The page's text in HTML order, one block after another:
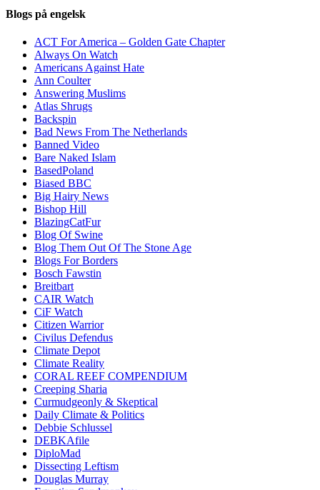
Blogs på engelsk
ACT For America – Golden Gate Chapter
Always On Watch
Americans Against Hate
Ann Coulter
Answering Muslims
Atlas Shrugs
Backspin
Bad News From The Netherlands
Banned Video
Bare Naked Islam
BasedPoland
Biased BBC
Big Hairy News
Bishop Hill
BlazingCatFur
Blog Of Swine
Blog Them Out Of The Stone Age
Blogs For Borders
Bosch Fawstin
Breitbart
CAIR Watch
CiF Watch
Citizen Warrior
Civilus Defendus
Climate Depot
Climate Reality
CORAL REEF COMPENDIUM
Creeping Sharia
Curmudgeonly & Skeptical
Daily Climate & Politics
Debbie Schlussel
DEBKAfile
DiploMad
Dissecting Leftism
Douglas Murray